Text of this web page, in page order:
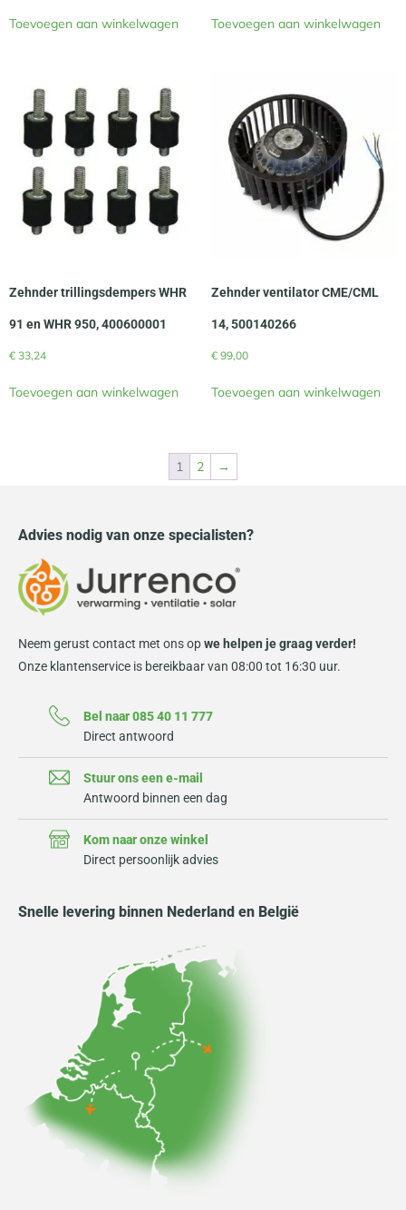
Toevoegen aan winkelwagen Toevoegen aan winkelwagen
Zehnder trillingsdempers WHR
91 en WHR 950, 400600001
€ 33,24
Toevoegen aan winkelwagen
Zehnder ventilator CME/CML
14, 500140266
€99,00
Toevoegen aan winkelwagen
1 2 →
Advies nodig van onze specialisten?
Neem gerust contact met ons opwe helpen je graag verder!
Onze klantenservice is bereikbaar van 08:00 tot 16:30 uur.
Bel naar 085 40 11 777
Direct antwoord
Stuur ons een e-mail
Antwoord binnen een dag
Kom naar onze winkel
Direct persoonlijk advies
Snelle levering binnen Nederland en België